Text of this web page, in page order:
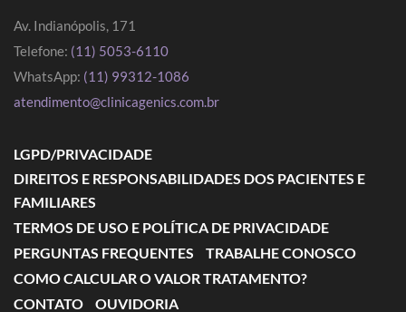
Av. Indianópolis, 171
Telefone: (11) 5053-6110
WhatsApp: (11) 99312-1086
atendimento@clinicagenics.com.br
LGPD/PRIVACIDADE
DIREITOS E RESPONSABILIDADES DOS PACIENTES E
FAMILIARES
TERMOS DE USO E POLÍTICA DE PRIVACIDADE
PERGUNTAS FREQUENTES
TRABALHE CONOSCO
COMO CALCULAR O VALOR TRATAMENTO?
CONTATO
OUVIDORIA